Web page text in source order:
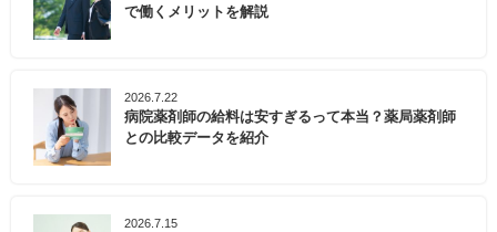
で働くメリットを解説
2026.7.22
病院薬剤師の給料は安すぎるって本当？薬局薬剤師
との比較データを紹介
2026.7.15